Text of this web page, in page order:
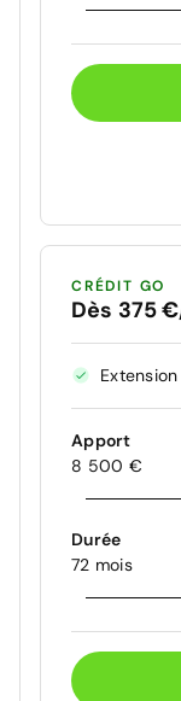
CRÉDIT GO
Dès 375
Apport
8 500 €
Durée
72 mois